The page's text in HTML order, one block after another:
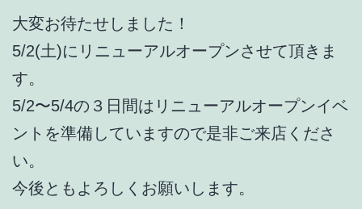
大変お待たせしました！
5/2(土)にリニューアルオープンさせて頂きま
す。
5/2〜5/4の３日間はリニューアルオープンイベ
ントを準備していますので是非ご来店くださ
い。
今後ともよろしくお願いします。